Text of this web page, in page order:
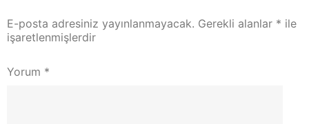
E-posta adresiniz yayınlanmayacak. Gerekli alanlar * ile
işaretlenmişlerdir
Yorum *